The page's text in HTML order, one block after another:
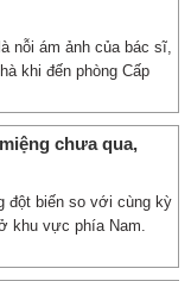
nỗi ám ảnh của bác sĩ,
khi đến phòng Cấp
chưa qua,
đột biến so với cùng kỳ
khu vực phía Nam.